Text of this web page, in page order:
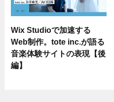
Wix Studioで加速する
Web制作。tote inc.が語る
音楽体験サイトの表現【後
編】